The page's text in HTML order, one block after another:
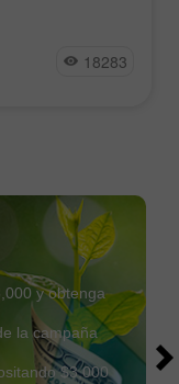
18283
y obtenga
la campaña
$3,000